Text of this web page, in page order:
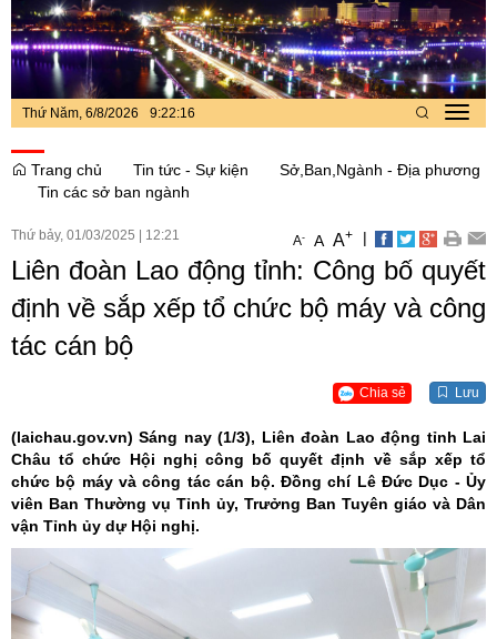
Thứ Năm, 6/8/2026 9:22:17
Trang chủ
Tin tức - Sự kiện
Sở,Ban,Ngành - Địa phương
Tin các sở ban ngành
Thứ bảy, 01/03/2025 12:21 A- A A+ |
Liên đoàn Lao động tỉnh: Công bố quyết
định về sắp xếp tổ chức bộ máy và công
tác cán bộ
Chia sẻ Lưu
(laichau.gov.vn) Sáng nay (1/3), Liên đoàn Lao động tỉnh Lai
Châu tổ chức Hội nghị công bố quyết định về sắp xếp tổ
chức bộ máy và công tác cán bộ. Đồng chí Lê Đức Dục - Ủy
viên Ban Thường vụ Tỉnh ủy, Trưởng Ban Tuyên giáo và Dân
vận Tỉnh ủy dự Hội nghị.